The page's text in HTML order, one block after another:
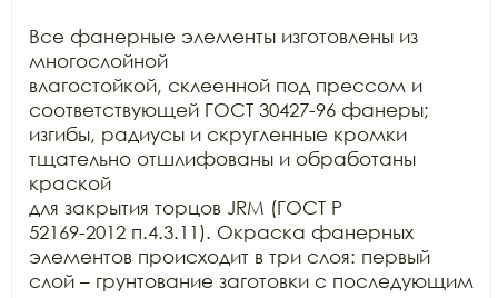
Все фанерные элементы изготовлены из
многослойной
влагостойкой, склеенной под прессом и
соответствующей ГОСТ 30427-96 фанеры;
изгибы, радиусы и скругленные кромки
тщательно отшлифованы и обработаны
краской
для закрытия торцов JRM (ГОСТ Р
52169-2012 п.4.3.11). Окраска фанерных
элементов происходит в три слоя: первый
слой – грунтование заготовки с последующим